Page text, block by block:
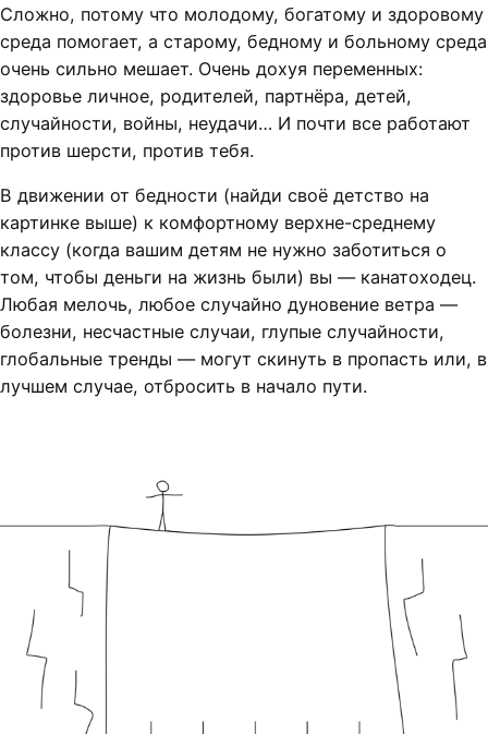
Сложно, потому что молодому, богатому и здоровому
среда помогает, а старому, бедному и больному среда
очень сильно мешает. Очень дохуя переменных:
здоровье личное, родителей, партнёра, детей,
случайности, войны, неудачи… И почти все работают
против шерсти, против тебя.
В движении от бедности (найди своё детство на
картинке выше) к комфортному верхне-среднему
классу (когда вашим детям не нужно заботиться о
том, чтобы деньги на жизнь были) вы — канатоходец.
Любая мелочь, любое случайно дуновение ветра —
болезни, несчастные случаи, глупые случайности,
глобальные тренды — могут скинуть в пропасть или, в
лучшем случае, отбросить в начало пути.